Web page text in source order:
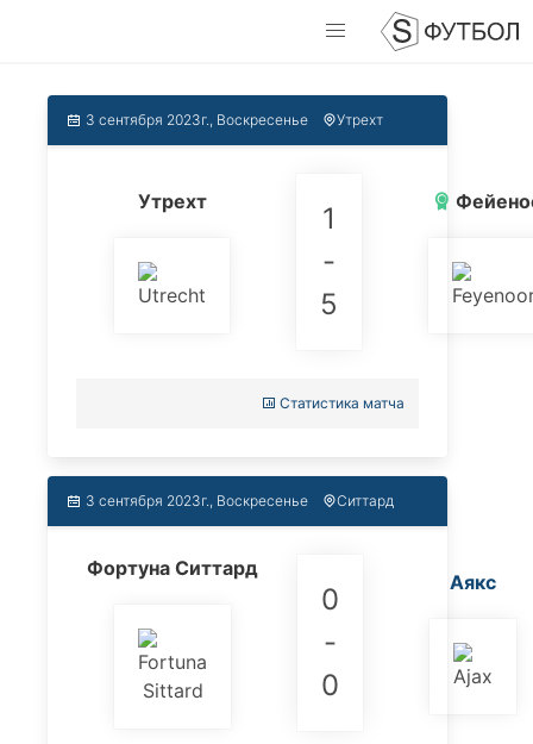
3 сентября 2023г., Воскресенье Утрехт
Утрехт
1
-
5
Статистика матча
3 сентября 2023г., Воскресенье Ситтард
Фортуна Ситтард
0
-
0
Аякс